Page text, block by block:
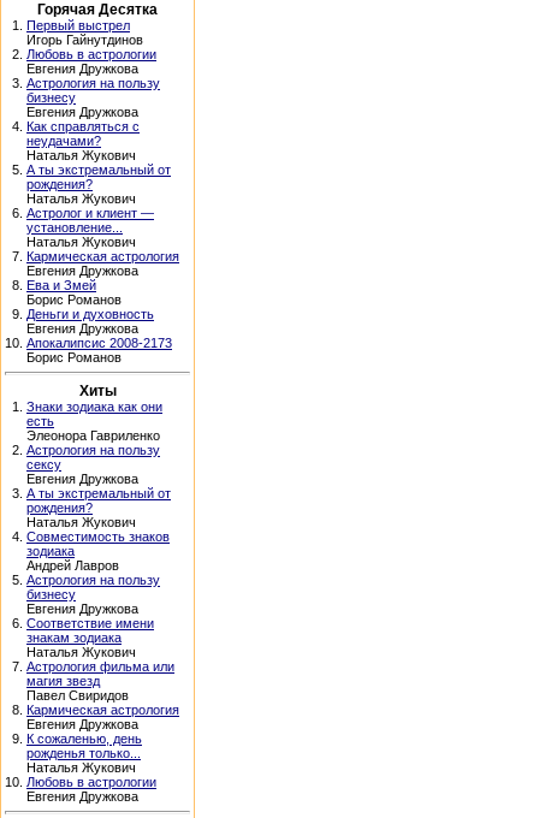
Горячая Десятка
1. Первый выстрел
Игорь Гайнутдинов
2. Любовь в астрологии
Евгения Дружкова
3. Астрология на пользу
бизнесу
Евгения Дружкова
4. Как справляться с
неудачами?
Наталья Жукович
5. А ты экстремальный от
рождения?
Наталья Жукович
6. Астролог и клиент —
установление...
Наталья Жукович
7. Кармическая астрология
Евгения Дружкова
8. Ева и Змей
Борис Романов
9. Деньги и духовность
Евгения Дружкова
10. Апокалипсис 2008-2173
Борис Романов
Хиты
1. Знаки зодиака как они
есть
Элеонора Гавриленко
2. Астрология на пользу
сексу
Евгения Дружкова
3. А ты экстремальный от
рождения?
Наталья Жукович
4. Совместимость знаков
зодиака
Андрей Лавров
5. Астрология на пользу
бизнесу
Евгения Дружкова
6. Соответствие имени
знакам зодиака
Наталья Жукович
7. Астрология фильма или
магия звезд
Павел Свиридов
8. Кармическая астрология
Евгения Дружкова
9. К сожаленью, день
рожденья только...
Наталья Жукович
10. Любовь в астрологии
Евгения Дружкова